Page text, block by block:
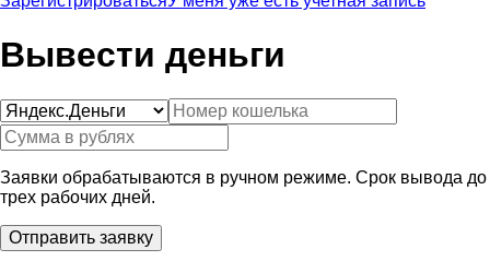
Вывести деньги
Заявки обрабатываются в ручном режиме. Срок вывода до
трех рабочих дней.